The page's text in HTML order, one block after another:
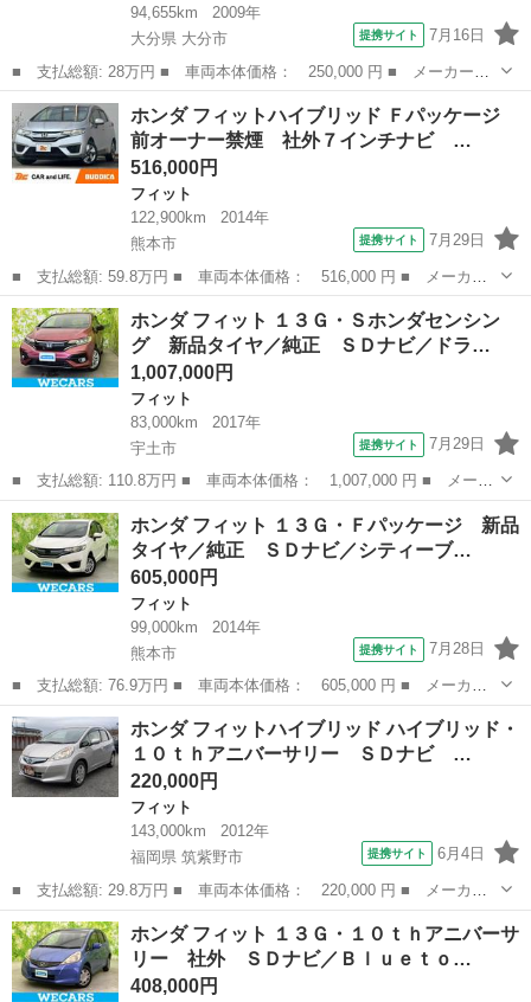
94,655km
2009年
大分県 大分市
提携サイト 7月16日
■ 支払総額: 28万円 ■ 車両本体価格： 250,000 円 ■ メーカー
名： ホンダ ■ 車種名： フィット ■ グレード名： Ｇ ハイウ
ェイエディション ＥＴＣ バックカメラ ナビ キーレスエントリ
ー 電動格納ミラ...
大分 大分市 フィット
ホンダ フィットハイブリッド Ｆパッケージ
前オーナー禁煙 社外７インチナビ …
516,000円
フィット
122,900km
2014年
熊本市
提携サイト 7月29日
■ 支払総額: 59.8万円 ■ 車両本体価格： 516,000 円 ■ メーカー
名： ホンダ ■ 車種名： フィットハイブリッド ■ グレード
名： Ｆパッケージ 前オーナー禁煙 社外７インチナビ 地デジ
バックカメラ Ｅ...
熊本 熊本市 フィット
ホンダ フィット １３Ｇ・Ｓホンダセンシン
グ 新品タイヤ／純正 ＳＤナビ／ドラ…
1,007,000円
フィット
83,000km
2017年
宇土市
提携サイト 7月29日
■ 支払総額: 110.8万円 ■ 車両本体価格： 1,007,000 円 ■ メーカ
ー名： ホンダ ■ 車種名： フィット ■ グレード名： １３Ｇ・
Ｓホンダセンシング 新品タイヤ／純正 ＳＤナビ／ドライブレコー
ダー 純...
熊本 宇土市 フィット
ホンダ フィット １３Ｇ・Ｆパッケージ 新品
タイヤ／純正 ＳＤナビ／シティーブ…
605,000円
フィット
99,000km
2014年
熊本市
提携サイト 7月28日
■ 支払総額: 76.9万円 ■ 車両本体価格： 605,000 円 ■ メーカー
名： ホンダ ■ 車種名： フィット ■ グレード名： １３Ｇ・Ｆ
パッケージ 新品タイヤ／純正 ＳＤナビ／シティーブレーキアクテ
ィブシステム...
熊本 熊本市 フィット
ホンダ フィットハイブリッド ハイブリッド・
１０ｔｈアニバーサリー ＳＤナビ …
220,000円
フィット
143,000km
2012年
福岡県 筑紫野市
提携サイト 6月4日
■ 支払総額: 29.8万円 ■ 車両本体価格： 220,000 円 ■ メーカー
名： ホンダ ■ 車種名： フィットハイブリッド ■ グレード
名： ハイブリッド・１０ｔｈアニバーサリー ＳＤナビ ワンセ
グ ＥＴＣ インナ...
福岡 筑紫野市 フィット
ホンダ フィット １３Ｇ・１０ｔｈアニバーサ
リー 社外 ＳＤナビ／Ｂｌｕｅｔｏ…
408,000円